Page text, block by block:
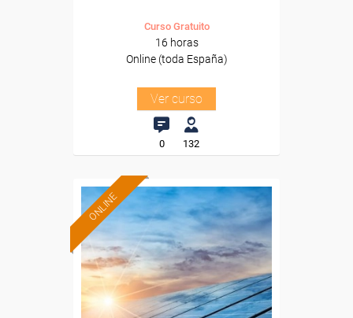
Curso Gratuito
16 horas
Online (toda España)
Ver curso
0 132
ONLINE
Formación 100%
subvencionada.
Para desempleados,
trabajadores y autónomos.